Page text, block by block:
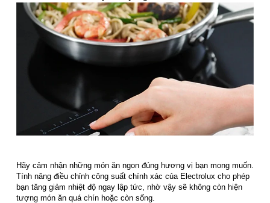
Hãy cảm nhận những món ăn ngon đúng hương vị bạn mong muốn.
Tính năng điều chỉnh công suất chính xác của Electrolux cho phép
bạn tăng giảm nhiệt độ ngay lập tức, nhờ vậy sẽ không còn hiện
tượng món ăn quá chín hoặc còn sống.